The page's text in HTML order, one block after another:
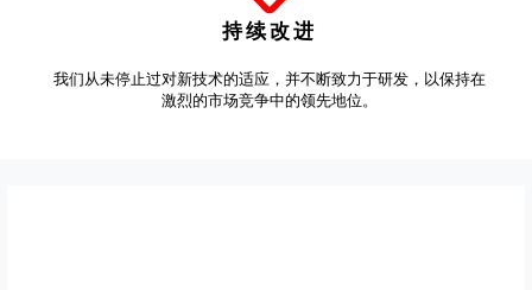
持续改进
我们从未停止过对新技术的适应，并不断致力于研发，以保持在
激烈的市场竞争中的领先地位。